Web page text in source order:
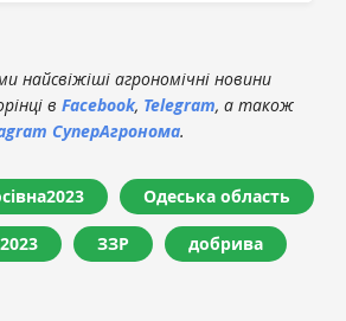
найсвіжіші агрономічні новини
в Facebook, Telegram, а також
СуперАгронома.
Одеська область
ЗЗР добрива